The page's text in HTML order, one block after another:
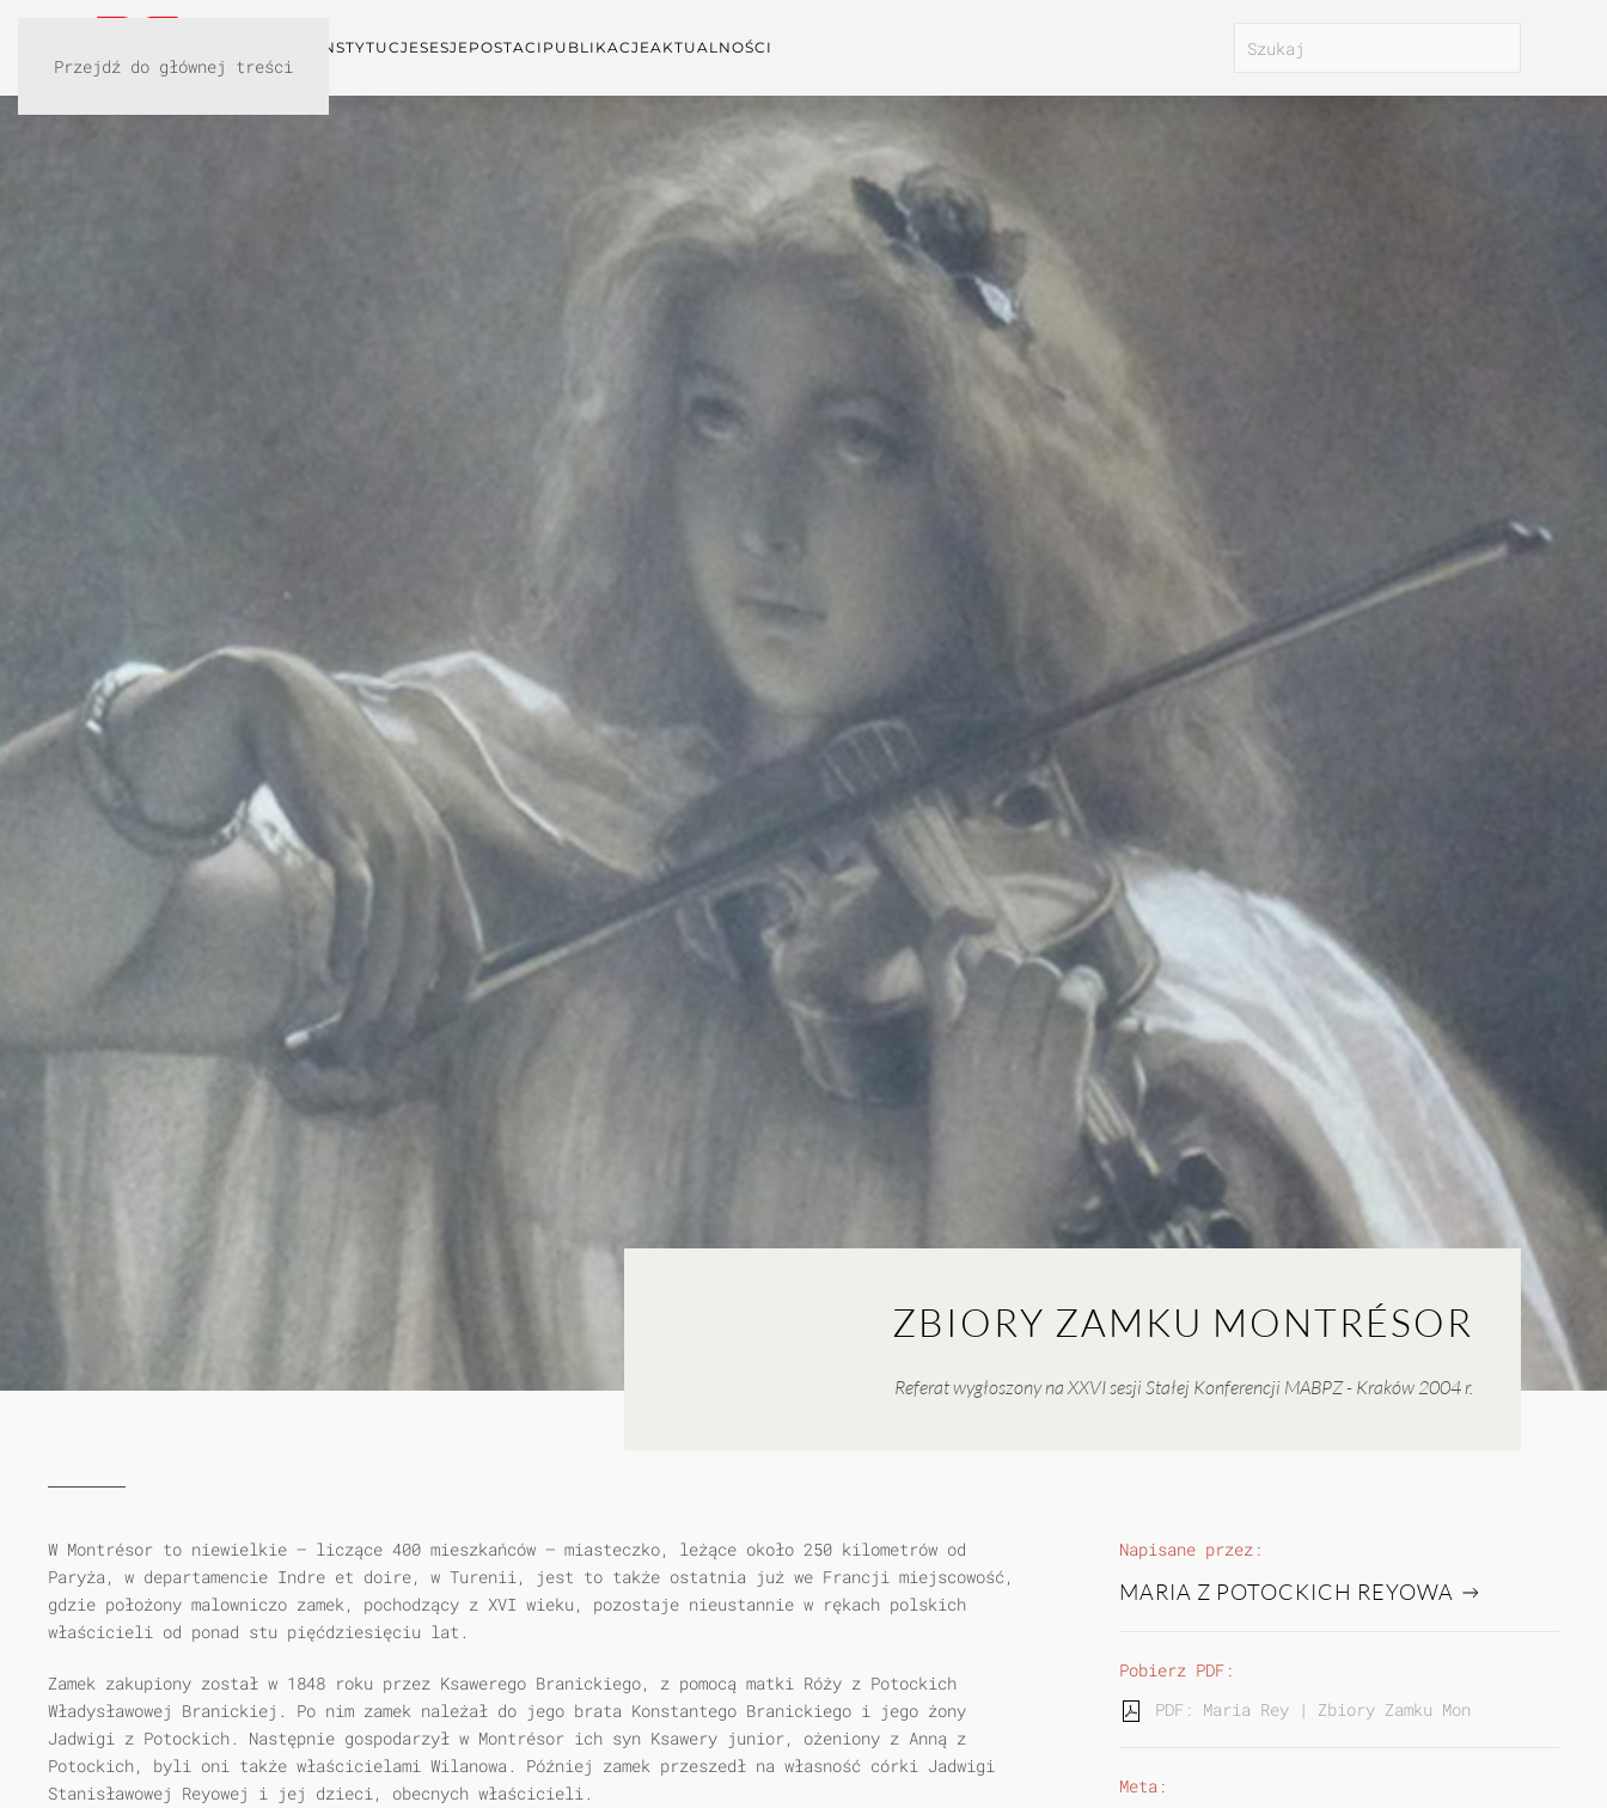
Przejdź do głównej treści
INSTYTUCJESESJEPOSTACI PUBLIKACJEAKTUALNOŚCI
ZBIORY ZAMKU MONTRÉSOR
Referat wygłoszony na XXVI sesji Stałej Konferencji MABPZ - Kraków 2004 r.
W Montrésor to niewielkie — liczące 400 mieszkańców — miasteczko, leżące około 250 kilometrów od
Paryża, w departamencie Indre et doire, w Turenii, jest to także ostatnia już we Francji miejscowość,
gdzie położony malowniczo zamek, pochodzący z XVI wieku, pozostaje nieustannie w rękach polskich
właścicieli od ponad stu pięćdziesięciu lat.
Zamek zakupiony został w 1848 roku przez Ksawerego Branickiego, z pomocą matki Róży z Potockich
Władysławowej Branickiej. Po nim zamek należał do jego brata Konstantego Branickiego i jego żony
Jadwigi z Potockich. Następnie gospodarzył w Montrésor ich syn Ksawery junior, ożeniony z Anną z
Potockich, byli oni także właścicielami Wilanowa. Później zamek przeszedł na własność córki Jadwigi
Stanisławowej Reyowej i jej dzieci, obecnych właścicieli.
Napisane przez:
MARIA Z POTOCKICH REYOWA
Pobierz PDF:
PDF: Maria Rey | Zbiory Zamku Montrésor...
Meta: